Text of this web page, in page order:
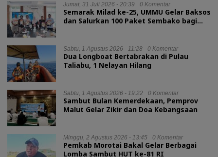
Jumat, 31 Juli 2026 - 20:39 0 Komentar
Semarak Milad ke-25, UMMU Gelar Baksos
dan Salurkan 100 Paket Sembako bagi
Sabtu, 1 Agustus 2026 - 11:28 0 Komentar
Dua Longboat Bertabrakan di Pulau
Taliabu, 1 Nelayan Hilang
Sabtu, 1 Agustus 2026 - 19:22 0 Komentar
Sambut Bulan Kemerdekaan, Pemprov
Malut Gelar Zikir dan Doa Kebangsaan
Minggu, 2 Agustus 2026 - 13:45 0 Komentar
Pemkab Morotai Bakal Gelar Berbagai
Lomba Sambut HUT ke-81 RI